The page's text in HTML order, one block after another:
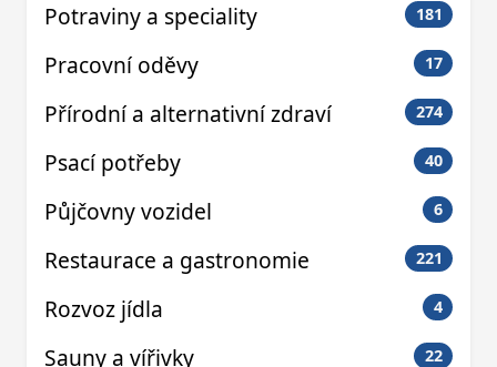
Potraviny a speciality 181
Pracovní oděvy 17
Přírodní a alternativní zdraví 274
Psací potřeby 40
Půjčovny vozidel 6
Restaurace a gastronomie 221
Rozvoz jídla 4
Sauny a vířivky 22